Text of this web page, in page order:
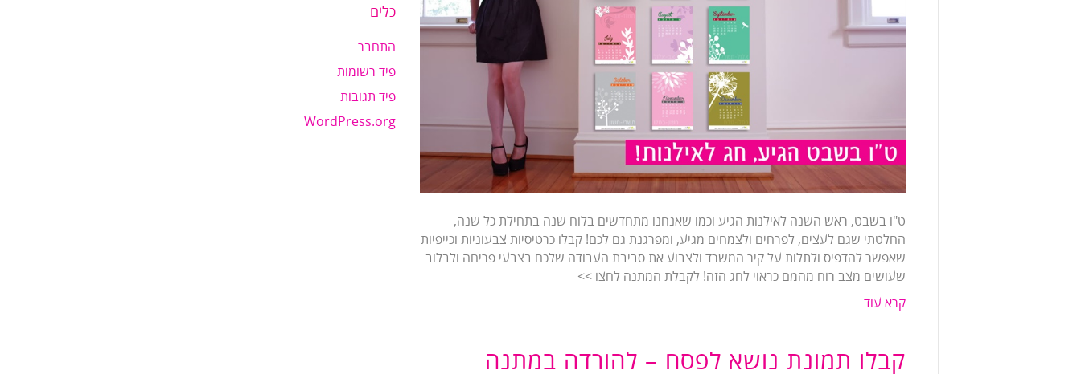
ט"ו בשבט, ראש השנה לאילנות הגיע וכמו שאנחנו מתחדשים בלוח שנה בתחילת כל שנה,
החלטתי שגם לעצים, לפרחים ולצמחים מגיע, ומפרגנת גם לכם! קבלו כרטיסיות צבעוניות וכייפיות
שאפשר להדפיס ולתלות על קיר המשרד ולצבוע את סביבת העבודה שלכם בצבעי פריחה ולבלוב
שעושים מצב רוח מהמם כראוי לחג הזה! לקבלת המתנה לחצו >>
קרא עוד
קבלו תמונת נושא לפסח – להורדה במתנה
כלים
התחבר
פיד רשומות
פיד תגובות
WordPress.org